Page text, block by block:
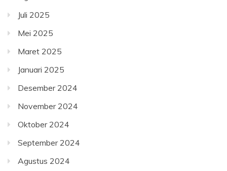
Juli 2025
Mei 2025
Maret 2025
Januari 2025
Desember 2024
November 2024
Oktober 2024
September 2024
Agustus 2024